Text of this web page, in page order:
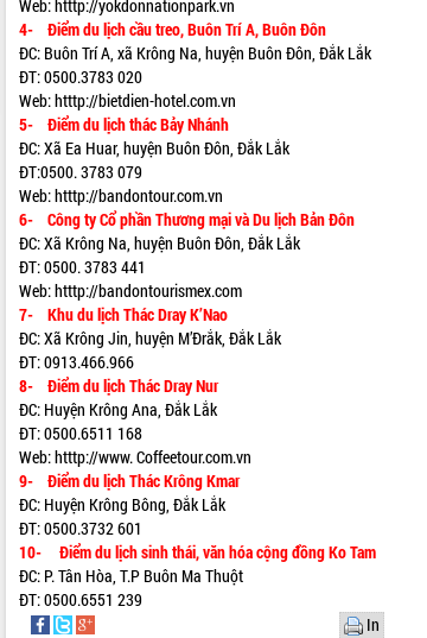
Web: htttp://yokdonnationpark.vn
4- Điểm du lịch cầu treo, Buôn Trí A, Buôn Đôn
ĐC: Buôn Trí A, xã Krông Na, huyện Buôn Đôn, Đắk Lắk
ĐT: 0500.3783 020
Web: htttp://bietdien-hotel.com.vn
5- Điểm du lịch thác Bảy Nhánh
ĐC: Xã Ea Huar, huyện Buôn Đôn, Đắk Lắk
ĐT:0500. 3783 079
Web: htttp://bandontour.com.vn
6- Công ty Cổ phần Thương mại và Du lịch Bản Đôn
ĐC: Xã Krông Na, huyện Buôn Đôn, Đắk Lắk
ĐT: 0500. 3783 441
Web: htttp://bandontourismex.com
7- Khu du lịch Thác Dray K’Nao
ĐC: Xã Krông Jin, huyện M’Đrắk, Đắk Lắk
ĐT: 0913.466.966
8- Điểm du lịch Thác Dray Nur
ĐC: Huyện Krông Ana, Đắk Lắk
ĐT: 0500.6511 168
Web: htttp://www. Coffeetour.com.vn
9- Điểm du lịch Thác Krông Kmar
ĐC: Huyện Krông Bông, Đắk Lắk
ĐT: 0500.3732 601
10- Điểm du lịch sinh thái, văn hóa cộng đồng Ko Tam
ĐC: P. Tân Hòa, T.P Buôn Ma Thuột
ĐT: 0500.6551 239
In